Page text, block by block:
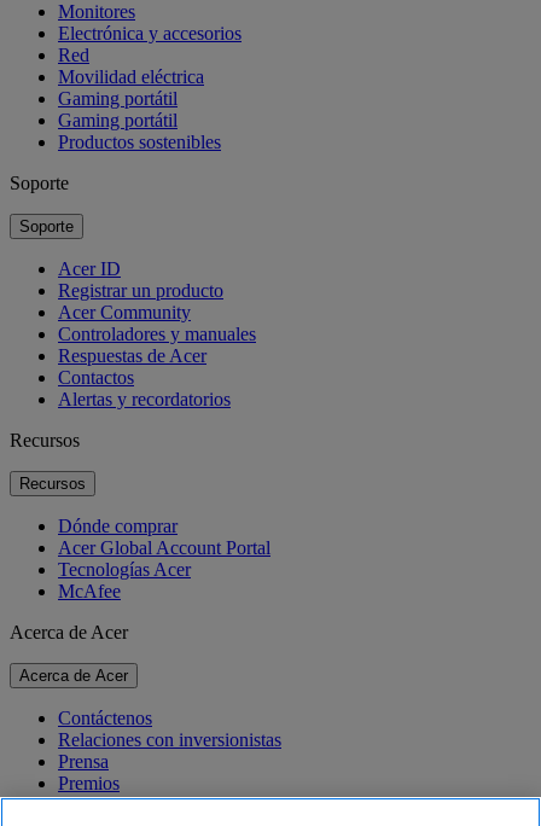
Monitores
Electrónica y accesorios
Red
Movilidad eléctrica
Gaming portátil
Gaming portátil
Productos sostenibles
Soporte
Soporte
Acer ID
Registrar un producto
Acer Community
Controladores y manuales
Respuestas de Acer
Contactos
Alertas y recordatorios
Recursos
Recursos
Dónde comprar
Acer Global Account Portal
Tecnologías Acer
McAfee
Acerca de Acer
Acerca de Acer
Contáctenos
Relaciones con inversionistas
Prensa
Premios
Eventos